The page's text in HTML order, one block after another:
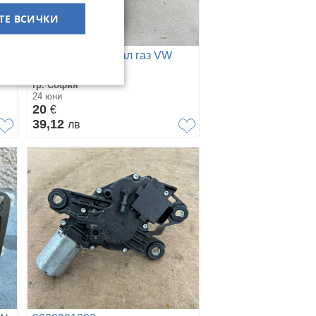
0280755223 Педал газ VW
гр. София
24 юни
20 €
39,12 лв
ВСИЧКИ